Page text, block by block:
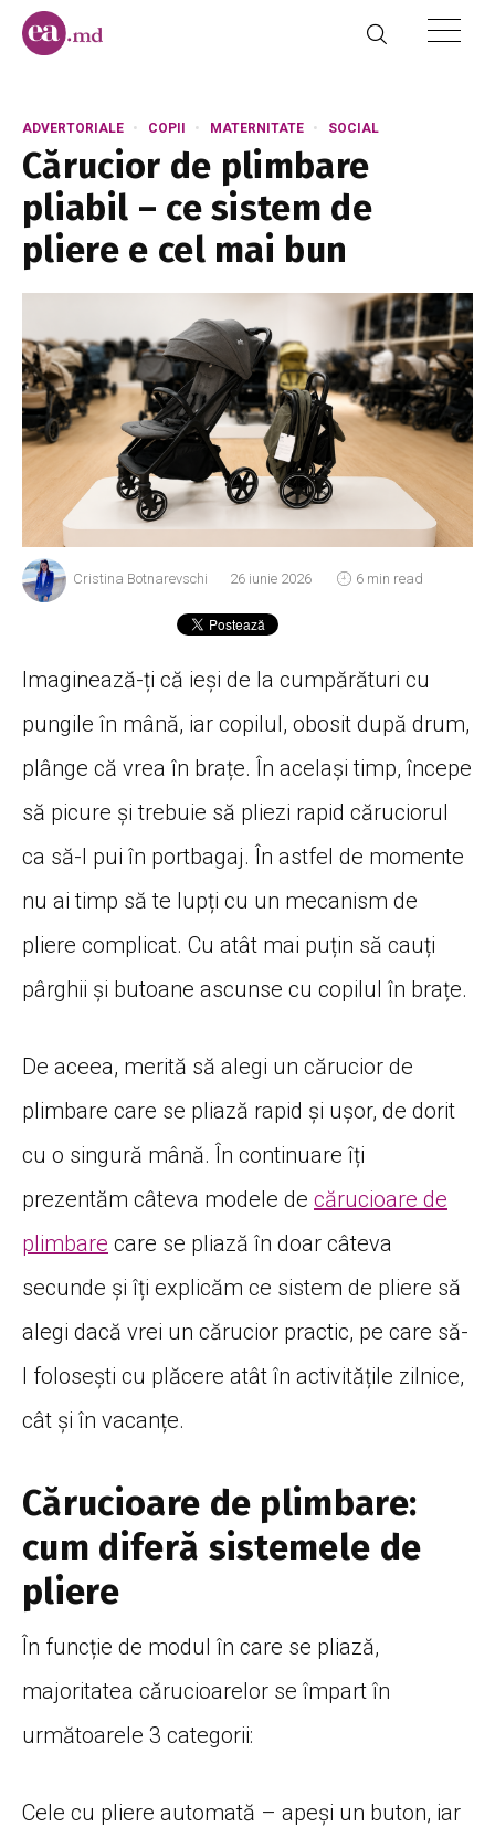
ADVERTORIALE COPII MATERNITATE SOCIAL
Cărucior de plimbare
pliabil – ce sistem de
pliere e cel mai bun
Cristina Botnarevschi 26 iunie 2026 6 min read
Imaginează-ți că ieși de la cumpărături cu
pungile în mână, iar copilul, obosit după drum,
plânge că vrea în brațe. În același timp, începe
să picure și trebuie să pliezi rapid căruciorul
ca să-l pui în portbagaj. În astfel de momente
nu ai timp să te lupți cu un mecanism de
pliere complicat. Cu atât mai puțin să cauți
pârghii și butoane ascunse cu copilul în brațe.
De aceea, merită să alegi un cărucior de
plimbare care se pliază rapid și ușor, de dorit
cu o singură mână. În continuare îți
prezentăm câteva modele de cărucioare de
plimbare care se pliază în doar câteva
secunde și îți explicăm ce sistem de pliere să
alegi dacă vrei un cărucior practic, pe care să-
l folosești cu plăcere atât în activitățile zilnice,
cât și în vacanțe.
Cărucioare de plimbare:
cum diferă sistemele de
pliere
În funcție de modul în care se pliază,
majoritatea cărucioarelor se împart în
următoarele 3 categorii:
Cele cu pliere automată – apeși un buton, iar